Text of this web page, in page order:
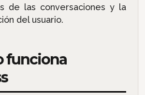
de las conversaciones y la
del usuario.
funciona